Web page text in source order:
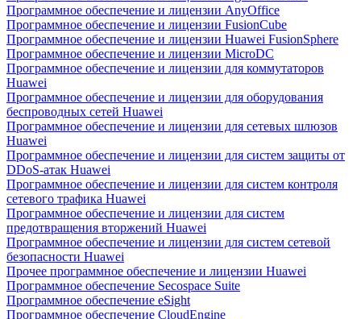
Программное обеспечение и лицензии AnyOffice
Программное обеспечение и лицензии FusionCube
Программное обеспечение и лицензии Huawei FusionSphere
Программное обеспечение и лицензии MicroDC
Программное обеспечение и лицензии для коммутаторов
Huawei
Программное обеспечение и лицензии для оборудования
беспроводных сетей Huawei
Программное обеспечение и лицензии для сетевых шлюзов
Huawei
Программное обеспечение и лицензии для систем защиты от
DDoS-атак Huawei
Программное обеспечение и лицензии для систем контроля
сетевого трафика Huawei
Программное обеспечение и лицензии для систем
предотвращения вторжений Huawei
Программное обеспечение и лицензии для систем сетевой
безопасности Huawei
Прочее программное обеспечение и лицензии Huawei
Программное обеспечение Secospace Suite
Программное обеспечение eSight
Программное обеспечение CloudEngine